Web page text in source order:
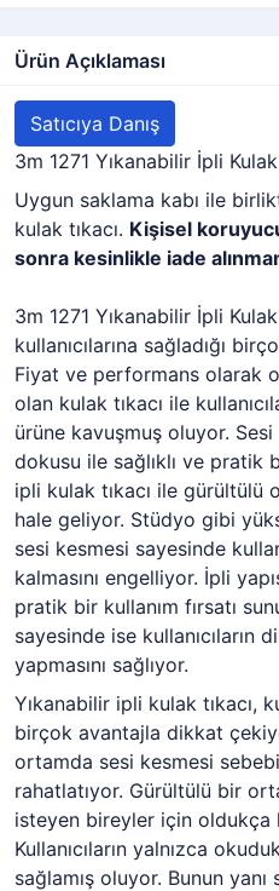
Ürün Açıklaması
Satıcıya Danış
3m 1271 Yıkanabilir İpli
Uygun saklama kabı ile
kulak tıkacı. Kişisel
sonra kesinlikle iade
3m 1271 Yıkanabilir İpli
kullanıcılarına sağladığı
Fiyat ve performans olarak
olan kulak tıkacı ile
ürüne kavuşmuş oluyor. Sesi
dokusu ile sağlıklı ve pratik
ipli kulak tıkacı ile gürültülü
hale geliyor. Stüdyo gibi
sesi kesmesi sayesinde
kalmasını engelliyor. İpli
pratik bir kullanım fırsatı
sayesinde ise kullanıcıların
yapmasını sağlıyor.
Yıkanabilir ipli kulak tıkacı,
birçok avantajla dikkat
ortamda sesi kesmesi
rahatlatıyor. Gürültülü bir
isteyen bireyler için oldukça
Kullanıcıların yalnızca
sağlamış oluyor. Bunun